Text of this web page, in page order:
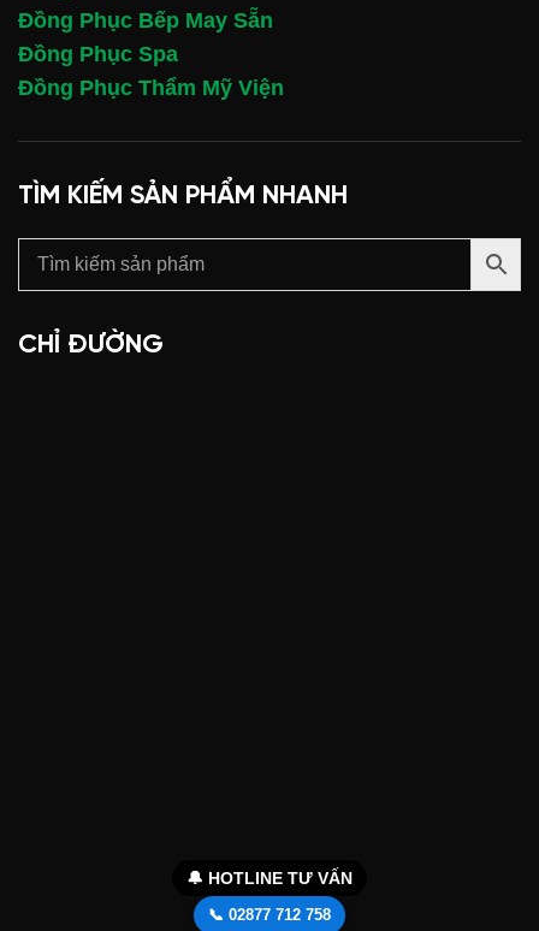
Đồng Phục Bếp May Sẵn
Đồng Phục Spa
Đồng Phục Thẩm Mỹ Viện
TÌM KIẾM SẢN PHẨM NHANH
CHỈ ĐƯỜNG
🔔 HOTLINE TƯ VẤN
📞 02877 712 758